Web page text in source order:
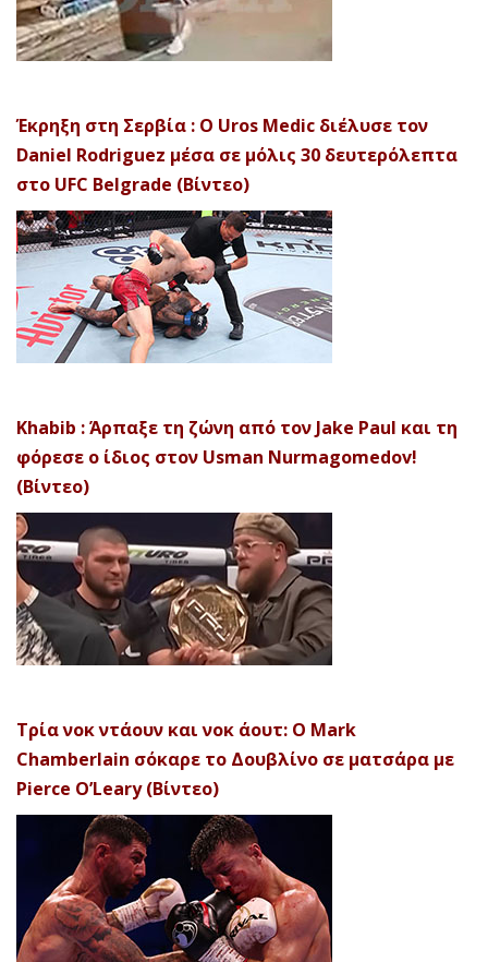
Έκρηξη στη Σερβία : Ο Uros Medic διέλυσε τον
Daniel Rodriguez μέσα σε μόλις 30 δευτερόλεπτα
στο UFC Belgrade (Βίντεο)
Khabib : Άρπαξε τη ζώνη από τον Jake Paul και τη
φόρεσε ο ίδιος στον Usman Nurmagomedov!
(Βίντεο)
Τρία νοκ ντάουν και νοκ άουτ: Ο Mark
Chamberlain σόκαρε το Δουβλίνο σε ματσάρα με
Pierce O’Leary (Βίντεο)